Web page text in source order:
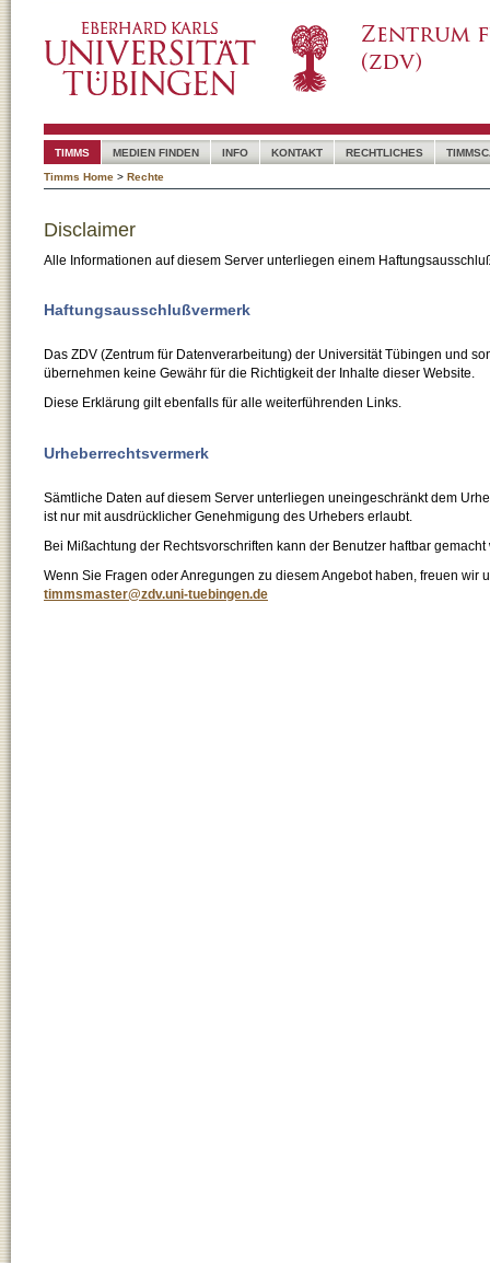
TIMMS MEDIEN FINDEN INFO KONTAKT RECHTLICHES
Timms Home > Rechte
Disclaimer
Alle Informationen auf diesem Server unterliegen einem
Haftungsausschlußvermerk
Das ZDV (Zentrum für Datenverarbeitung) der Universität Tübingen und
übernehmen keine Gewähr für die Richtigkeit der Inhalte dieser Website.
Diese Erklärung gilt ebenfalls für alle weiterführenden Links.
Urheberrechtsvermerk
Sämtliche Daten auf diesem Server unterliegen uneingeschränkt dem
ist nur mit ausdrücklicher Genehmigung des Urhebers erlaubt.
Bei Mißachtung der Rechtsvorschriften kann der Benutzer haftbar gemacht
Wenn Sie Fragen oder Anregungen zu diesem Angebot haben, freuen wir
timmsmaster@zdv.uni-tuebingen.de